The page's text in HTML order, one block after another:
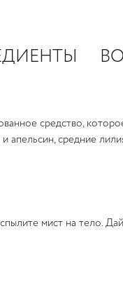
средство,
апельсин, средние
мист на тело.